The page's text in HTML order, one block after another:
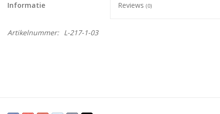
Informatie Reviews (0)
Artikelnummer: L-217-1-03